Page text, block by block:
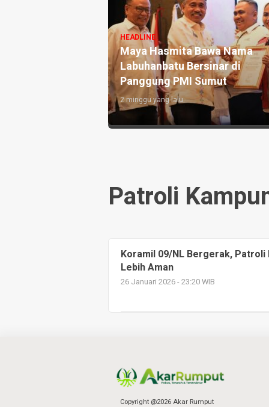
HEADLINE
Maya Hasmita Bawa Nama
Labuhanbatu Bersinar di
Panggung PMI Sumut
2 minggu yang lalu
Patroli
Koramil 09/NL Bergerak, Patroli
Lebih Aman
26 Januari 2026 - 23:20 WIB
Copyright @2026 Akar Rumput